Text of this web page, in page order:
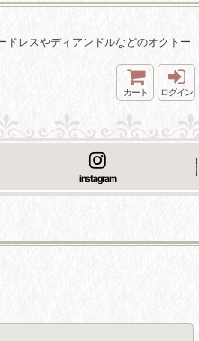
レスやディアンドルなどのオクトー
カート ログイン
instagram